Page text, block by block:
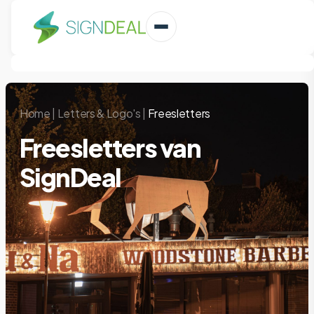
Home| Letters & Logo's| Freesletters
Freesletters van
SignDeal